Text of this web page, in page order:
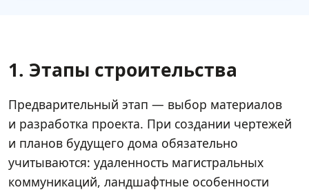
1. Этапы строительства
Предварительный этап — выбор материалов
и разработка проекта. При создании чертежей
и планов будущего дома обязательно
учитываются: удаленность магистральных
коммуникаций, ландшафтные особенности